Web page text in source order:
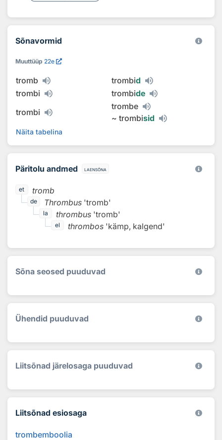
Sõnavormid
Muuttüüp 22e
tromb trombid
trombi
trombide
trombi
trombe
~ trombisid
Näita tabelina
Päritolu andmed laensõna
et tromb
de Thrombus 'tromb'
la thrombus 'tromb'
el thrombos 'kämp, kalgend'
Sõna seosed puuduvad
Ühendid puuduvad
Liitsõnad järelosaga puuduvad
Liitsõnad esiosaga
trombemboolia